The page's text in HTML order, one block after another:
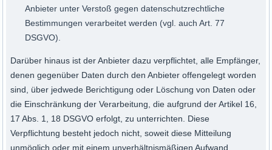
Anbieter unter Verstoß gegen datenschutzrechtliche
Bestimmungen verarbeitet werden (vgl. auch Art. 77
DSGVO).
Darüber hinaus ist der Anbieter dazu verpflichtet, alle Empfänger,
denen gegenüber Daten durch den Anbieter offengelegt worden
sind, über jedwede Berichtigung oder Löschung von Daten oder
die Einschränkung der Verarbeitung, die aufgrund der Artikel 16,
17 Abs. 1, 18 DSGVO erfolgt, zu unterrichten. Diese
Verpflichtung besteht jedoch nicht, soweit diese Mitteilung
unmöglich oder mit einem unverhältnismäßigen Aufwand